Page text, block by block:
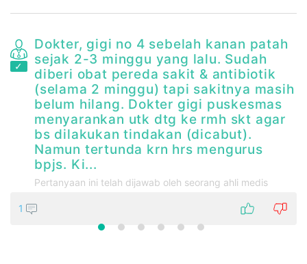
Dokter, gigi no 4 sebelah kanan patah
sejak 2-3 minggu yang lalu. Sudah
diberi obat pereda sakit & antibiotik
(selama 2 minggu) tapi sakitnya masih
belum hilang. Dokter gigi puskesmas
menyarankan utk dtg ke rmh skt agar
bs dilakukan tindakan (dicabut).
Namun tertunda krn hrs mengurus
bpjs. Ki...
Pertanyaan ini telah dijawab oleh seorang ahli medis
1